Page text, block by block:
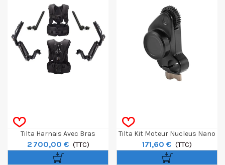
Tilta Harnais Avec Bras
Articulés Armor-Man 2.0
2 700,00 € (TTC)
Tilta Kit Moteur Nucleus Nano
II
171,60 € (TTC)